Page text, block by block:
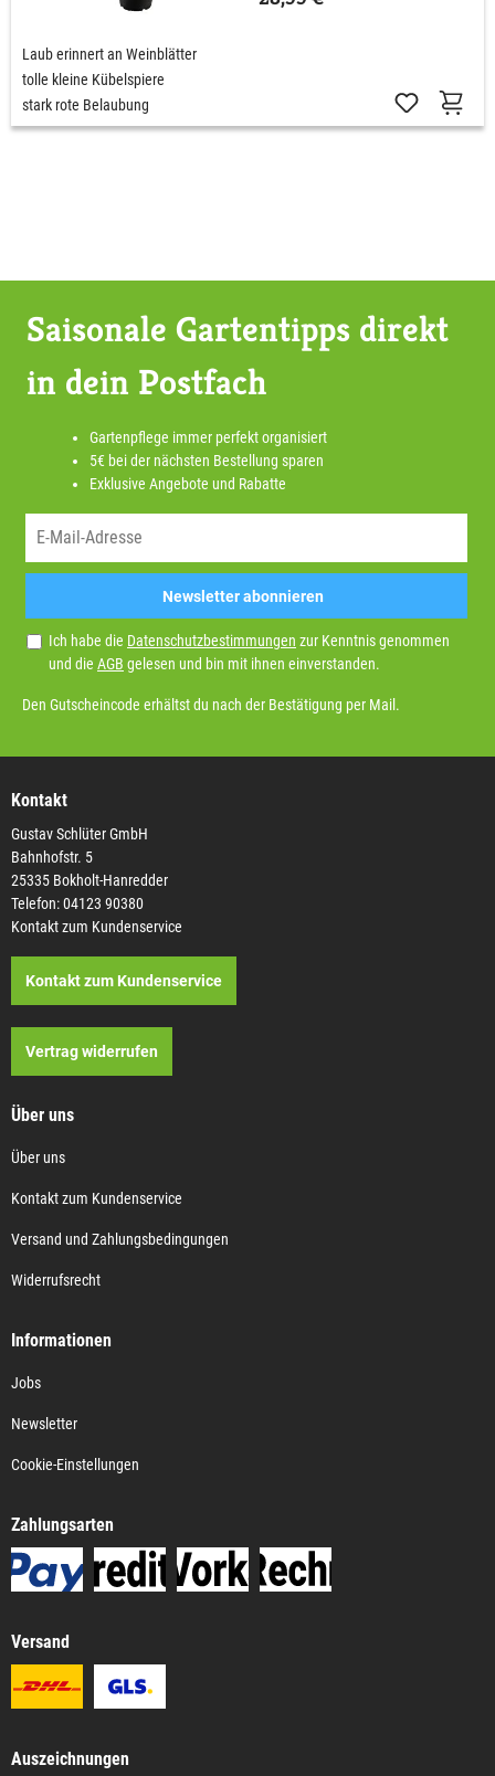
Laub erinnert an Weinblätter
tolle kleine Kübelspiere
stark rote Belaubung
Saisonale Gartentipps direkt
in dein Postfach
Gartenpflege immer perfekt organisiert
5€ bei der nächsten Bestellung sparen
Exklusive Angebote und Rabatte
Newsletter abonnieren
Ich habe die Datenschutzbestimmungen zur Kenntnis genommen
und die AGB gelesen und bin mit ihnen einverstanden.
Den Gutscheincode erhältst du nach der Bestätigung per Mail.
Kontakt
Gustav Schlüter GmbH
Bahnhofstr. 5
25335 Bokholt-Hanredder
Telefon: 04123 90380
Kontakt zum Kundenservice
Kontakt zum Kundenservice
Vertrag widerrufen
Über uns
Über uns
Kontakt zum Kundenservice
Versand und Zahlungsbedingungen
Widerrufsrecht
Informationen
Jobs
Newsletter
Cookie-Einstellungen
Zahlungsarten
Versand
Auszeichnungen